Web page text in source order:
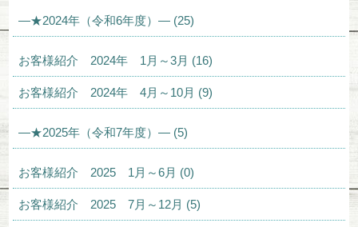
—★2024年（令和6年度）— (25)
お客様紹介 2024年 1月～3月 (16)
お客様紹介 2024年 4月～10月 (9)
—★2025年（令和7年度）— (5)
お客様紹介 2025 1月～6月 (0)
お客様紹介 2025 7月～12月 (5)